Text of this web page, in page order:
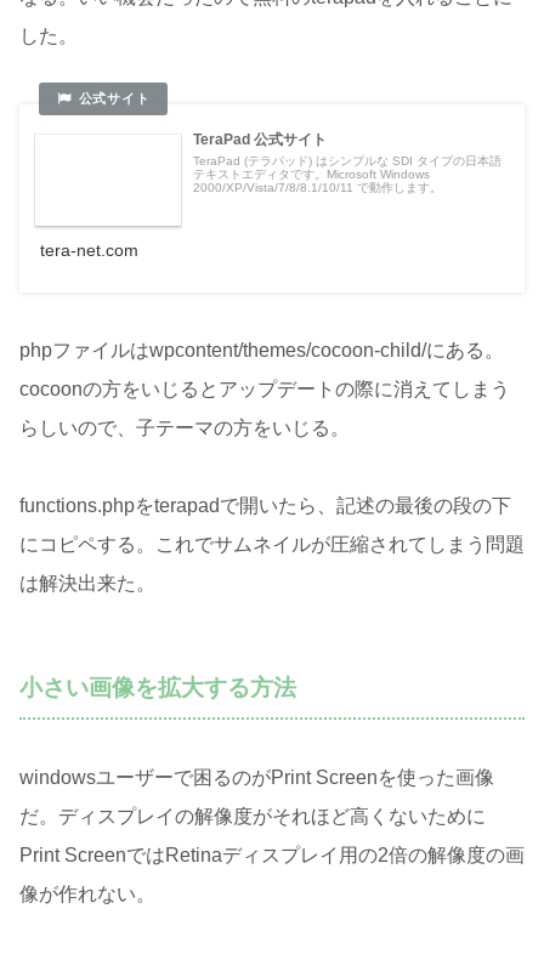
した。
TeraPad 公式サイト
TeraPad (テラパッド) はシンプルな SDI タイプの日本語
テキストエディタです。Microsoft Windows
2000/XP/Vista/7/8/8.1/10/11 で動作します。
tera-net.com
phpファイルはwpcontent/themes/cocoon-child/にある。
cocoonの方をいじるとアップデートの際に消えてしまう
らしいので、子テーマの方をいじる。
functions.phpをterapadで開いたら、記述の最後の段の下
にコピペする。これでサムネイルが圧縮されてしまう問題
は解決出来た。
小さい画像を拡大する方法
windowsユーザーで困るのがPrint Screenを使った画像
だ。ディスプレイの解像度がそれほど高くないために
Print ScreenではRetinaディスプレイ用の2倍の解像度の画
像が作れない。